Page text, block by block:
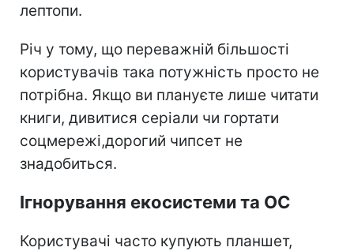
лептопи.
Річ у тому, що переважній більшості
користувачів така потужність просто не
потрібна. Якщо ви плануєте лише читати
книги, дивитися серіали чи гортати
соцмережі,дорогий чипсет не
знадобиться.
Ігнорування екосистеми та ОС
Користувачі часто купують планшет,